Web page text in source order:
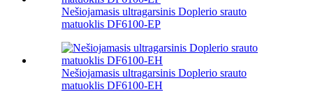
Nešiojamasis ultragarsinis Doplerio srauto
matuoklis DF6100-EP
Nešiojamasis ultragarsinis Doplerio srauto
matuoklis DF6100-EH